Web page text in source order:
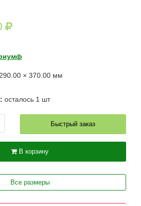
290.00 × 370.00 мм
осталось 1 шт
Быстрый заказ
В корзину
Все размеры